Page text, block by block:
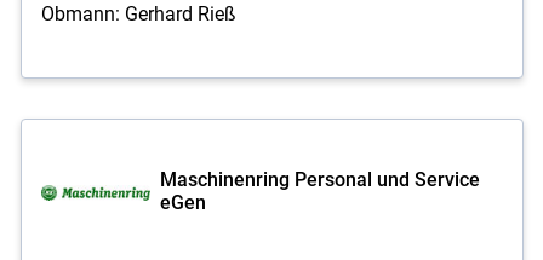
Obmann: Gerhard Rieß
Maschinenring Personal und Service
eGen